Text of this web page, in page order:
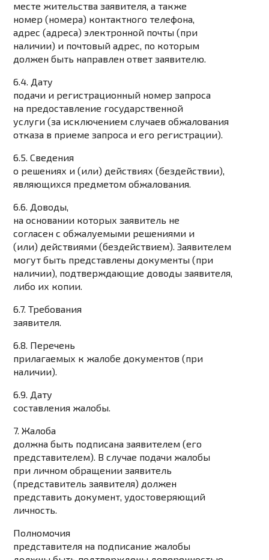
месте жительства заявителя, а также
номер (номера) контактного телефона,
адрес (адреса) электронной почты (при
наличии) и почтовый адрес, по которым
должен быть направлен ответ заявителю.
6.4. Дату
подачи и регистрационный номер запроса
на предоставление государственной
услуги (за исключением случаев обжалования
отказа в приеме запроса и его регистрации).
6.5. Сведения
о решениях и (или) действиях (бездействии),
являющихся предметом обжалования.
6.6. Доводы,
на основании которых заявитель не
согласен с обжалуемыми решениями и
(или) действиями (бездействием). Заявителем
могут быть представлены документы (при
наличии), подтверждающие доводы заявителя,
либо их копии.
6.7. Требования
заявителя.
6.8. Перечень
прилагаемых к жалобе документов (при
наличии).
6.9. Дату
составления жалобы.
7. Жалоба
должна быть подписана заявителем (его
представителем). В случае подачи жалобы
при личном обращении заявитель
(представитель заявителя) должен
представить документ, удостоверяющий
личность.
Полномочия
представителя на подписание жалобы